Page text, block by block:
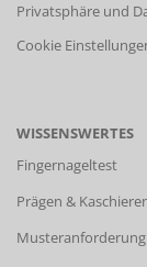
Privatsphäre und
Cookie
WISSENSWERTES
Fingernageltest
Prägen &
Musteranforderung